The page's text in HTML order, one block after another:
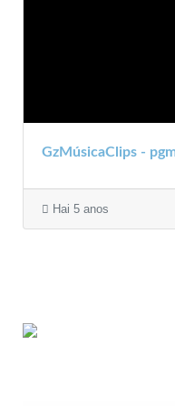
GzMúsicaClips -
Hai 5 anos